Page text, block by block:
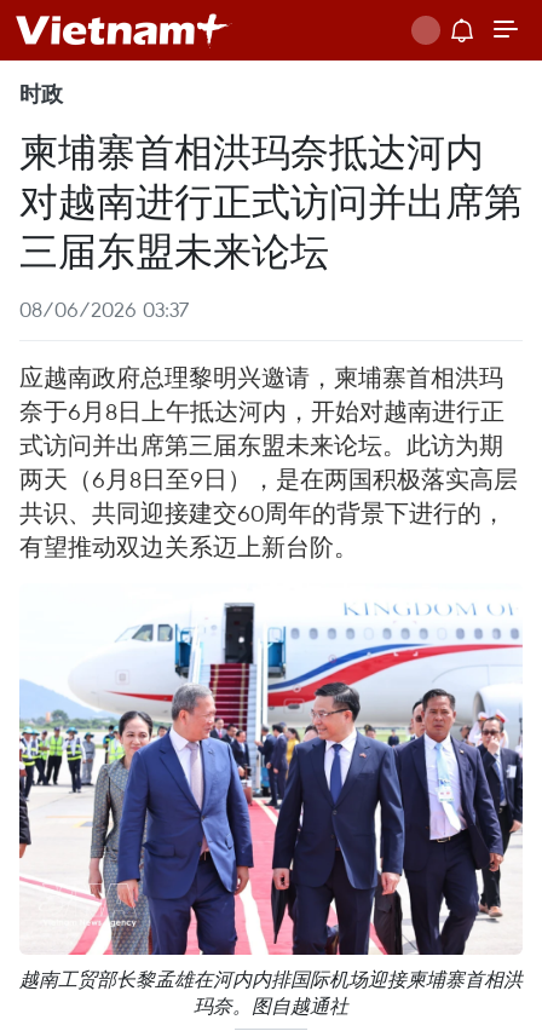
时政
柬埔寨首相洪玛奈抵达河内
对越南进行正式访问并出席第
三届东盟未来论坛
08/06/2026 03:37
应越南政府总理黎明兴邀请，柬埔寨首相洪玛
奈于6月8日上午抵达河内，开始对越南进行正
式访问并出席第三届东盟未来论坛。此访为期
两天（6月8日至9日），是在两国积极落实高层
共识、共同迎接建交60周年的背景下进行的，
有望推动双边关系迈上新台阶。
越南工贸部长黎孟雄在河内内排国际机场迎接柬埔寨首相洪
玛奈。图自越通社